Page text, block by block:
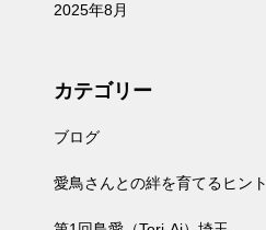
2025年8月
カテゴリー
ブログ
愛鳥さんとの絆を育てるヒント